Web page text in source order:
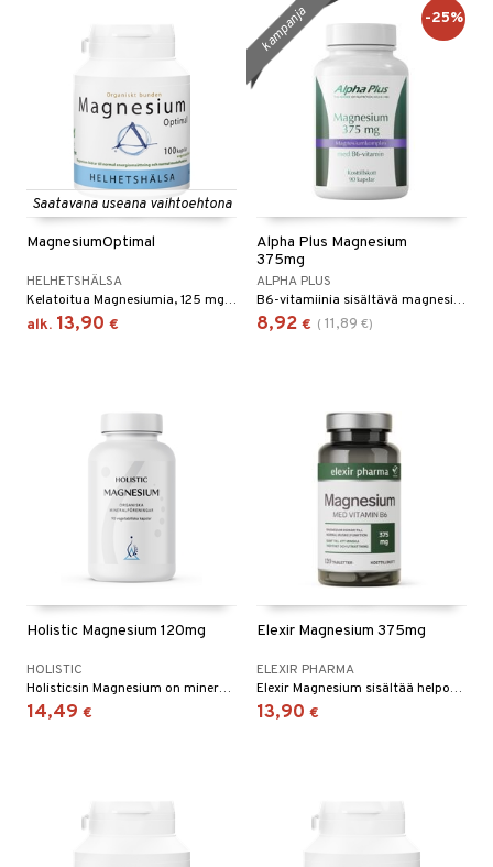
Kampanjat
Saatavana useana vaihtoehtona
MagnesiumOptimal
HELHETSHÄLSA
Kelatoitua Magnesiumia, 125 mg per kapseli.
alk. 13,90 €
Alpha Plus Magnesium
375mg
ALPHA PLUS
B6-vitamiinia sisältävä magnesium.
8,92 € ( 11,89 €)
kampanja -25%
Holistic Magnesium 120mg
HOLISTIC
Holisticsin Magnesium on mineraali, joka voi ehkäistä magnesiuminpuutosta.
14,49 €
Elexir Magnesium 375mg
ELEXIR PHARMA
Elexir Magnesium sisältää helposti imeytvän magnesiumin lisäksi myös mustapippuriuutetta Bioperin paremman hyötyosuuden saavuttamiseksi.
13,90 €
proteiini
Munaproteiini
Lihaskivut
& vastauksia